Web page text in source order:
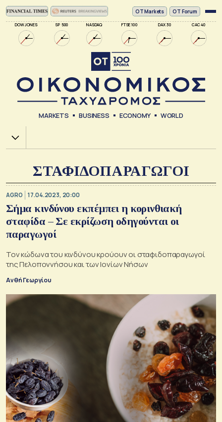
DOW JONES SP 500 NASDAQ FTSE 100 DAX 30 CAC 40
ΟΤ Markets OT Forum
MARKETS BUSINESS ECONOMY WORLD
Χ.Α.
ΣΤΑΦΙΔΟΠΑΡΑΓΩΓΟΙ
AGRO 17.04.2023, 20:00
Σήμα κινδύνου εκπέμπει η κορινθιακή
σταφίδα – Σε εκρίζωση οδηγούνται οι
παραγωγοί
Τον κώδωνα του κινδύνου κρούουν οι σταφιδοπαραγωγοί
της Πελοποννήσου και των Ιονίων Νήσων
Ανθή Γεωργίου